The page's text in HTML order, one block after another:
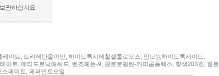
이트, 트리에탄올아민, 하이드록시에칠셀롤로오스, 암모늄하이드록사이드,
트, 에티드로닉애씨드, 벤조페논-9, 클로로필린-카퍼콤플렉스, 황색203호, 향료
페이트, 페퍼민트오일